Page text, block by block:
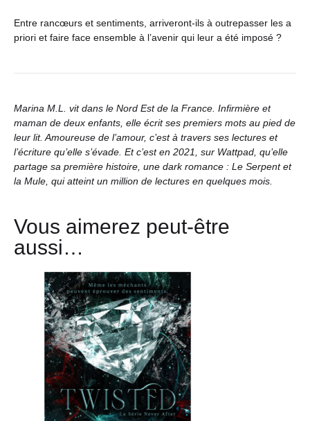
Entre rancœurs et sentiments, arriveront-ils à outrepasser les a
priori et faire face ensemble à l’avenir qui leur a été imposé ?
Marina M.L. vit dans le Nord Est de la France. Infirmière et
maman de deux enfants, elle écrit ses premiers mots au pied de
leur lit. Amoureuse de l’amour, c’est à travers ses lectures et
l’écriture qu’elle s’évade. Et c’est en 2021, sur Wattpad, qu’elle
partage sa première histoire, une dark romance : Le Serpent et
la Mule , qui atteint un million de lectures en quelques mois.
Vous aimerez peut-être
aussi…